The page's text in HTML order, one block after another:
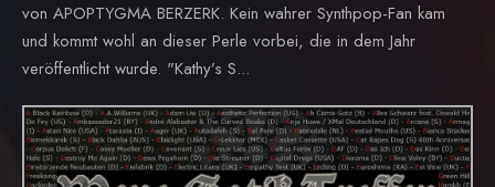
von APOPTYGMA BERZERK. Kein wahrer Synthpop-Fan kam
und kommt wohl an dieser Perle vorbei, die in dem Jahr
veröffentlicht wurde. "Kathy’s S...